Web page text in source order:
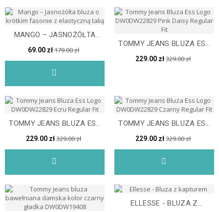
MANGO – JASNOŻÓŁTA
BLUZA O KRÓTKIM
FASONIE...
69.00 zł179.00 zł
TOMMY JEANS BLUZA ESS
LOGO DW0DW22829 PINK...
229.00 zł329.00 zł
TOMMY JEANS BLUZA ESS
LOGO DW0DW22829 ECRU...
229.00 zł329.00 zł
TOMMY JEANS BLUZA ESS
LOGO DW0DW22829...
229.00 zł329.00 zł
ELLESSE - BLUZA Z